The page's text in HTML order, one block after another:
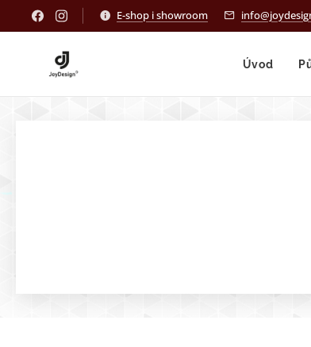
E-shop i showroom
Úvod